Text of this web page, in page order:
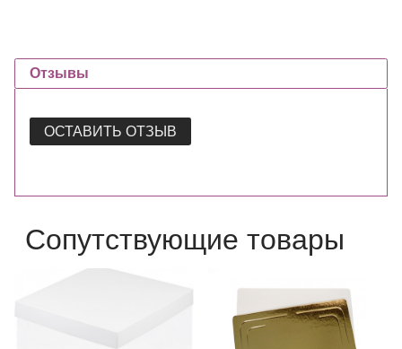
Отзывы
ОСТАВИТЬ ОТЗЫВ
Сопутствующие товары